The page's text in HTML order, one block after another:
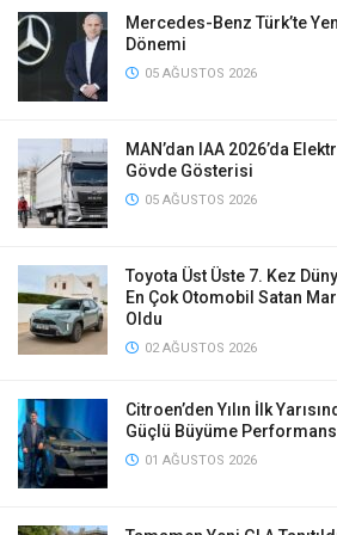
Mercedes-Benz Türk’te
Dönemi
05 AĞUSTOS 2026
MAN’dan IAA 2026’da
Gövde Gösterisi
05 AĞUSTOS 2026
Toyota Üst Üste 7. Kez
En Çok Otomobil Satan
Oldu
02 AĞUSTOS 2026
Citroen’den Yılın İlk
Güçlü Büyüme
01 AĞUSTOS 2026